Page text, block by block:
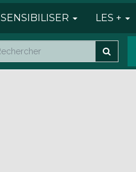
SENSIBILISER LES +